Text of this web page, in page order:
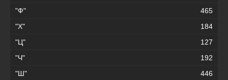
"Ф"
465
"Х"
184
"Ц"
127
"Ч"
192
"Ш"
446